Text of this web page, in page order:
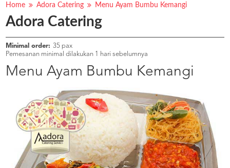
PESAN
OUR
COMPANY
KATA
MEREKA
KATALOG
FAQ
ABOUT
CATERERS
Home Adora Catering Menu Ayam Bumbu Kemangi
Adora Catering
Minimal order: 35 pax
Pemesanan minimal dilakukan 1 hari sebelumnya
Menu Ayam Bumbu Kemangi